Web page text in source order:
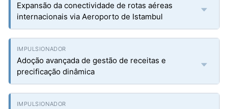
Expansão da conectividade de rotas aéreas
internacionais via Aeroporto de Istambul
Adoção avançada de gestão de receitas e
precificação dinâmica